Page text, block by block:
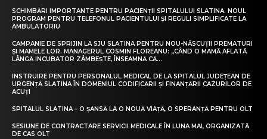
SCHIMBĂRI IMPORTANTE PENTRU PACIENȚII SPITALULUI SLATINA. NOUL
PROGRAM PENTRU TELEFONUL PACIENTULUI ȘI REGULI SIMPLIFICATE LA
AMBULATORIU
CAMPANIE DE SPRIJIN LA SJU SLATINA PENTRU NOU-NĂSCUȚII PREMATURI
ȘI MAMELE LOR. MANAGERUL COSMIN FLOREANU: „CÂND O MAMĂ AFLATĂ
LÂNGĂ INCUBATOR ZÂMBEȘTE, ÎNSEAMNĂ CĂ...
INSTRUIRE PENTRU PERSONALUL MEDICAL DE LA SPITALUL JUDEȚEAN DE
URGENȚĂ SLATINA ÎN DOMENIUL CODIFICĂRII ȘI FINANȚĂRII CAZURILOR DE
ACUȚI
SPITALUL SLATINA – O ȘANSĂ LA O NOUĂ VIAȚĂ, O SPERANȚĂ PENTRU OLT
SESIUNE DE CONTRACTARE SERVICII MEDICALE ÎN LUNA MAI, ORGANIZATĂ
DE CAS OLT